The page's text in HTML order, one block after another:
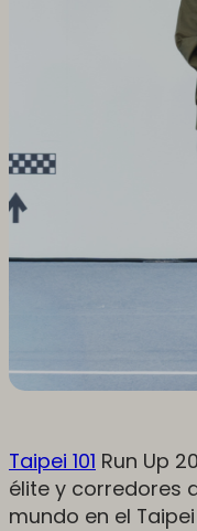
Taipei 101 Run Up
élite y corredores
mundo en el Taipei